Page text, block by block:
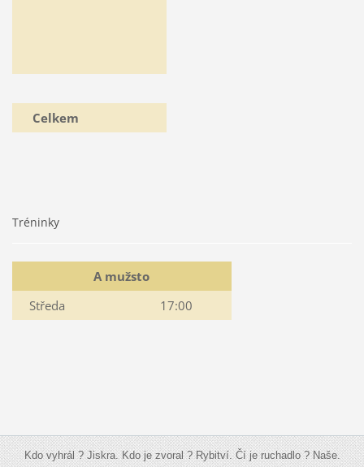
Celkem
Tréninky
A mužsto
Středa
17:00
Kdo vyhrál ? Jiskra. Kdo je zvoral ? Rybitví. Čí je ruchadlo ? Naše.